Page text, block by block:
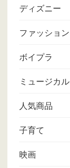
ディズニー
ファッション
ボイプラ
ミュージカル
人気商品
子育て
映画